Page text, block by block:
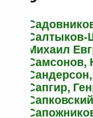
Михаил
Самсонов,
Сапгир,